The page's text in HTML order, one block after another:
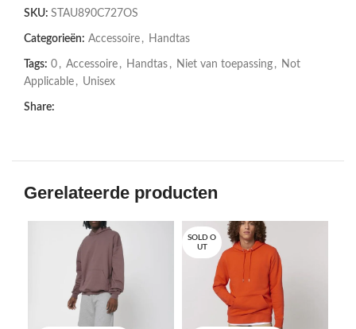
SKU: STAU890C727OS
Categorieën: Accessoire , Handtas
Tags: 0 , Accessoire , Handtas , Niet van toepassing , Not
Applicable , Unisex
Share:
Gerelateerde producten
SOLD O
UT